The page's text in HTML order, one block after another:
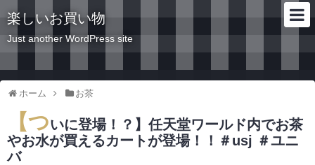
楽しいお買い物
Just another WordPress site
ホーム お茶
【ついに登場！？】任天堂ワールド内でお茶
やお水が買えるカートが登場！！＃usj ＃ユニ
バ